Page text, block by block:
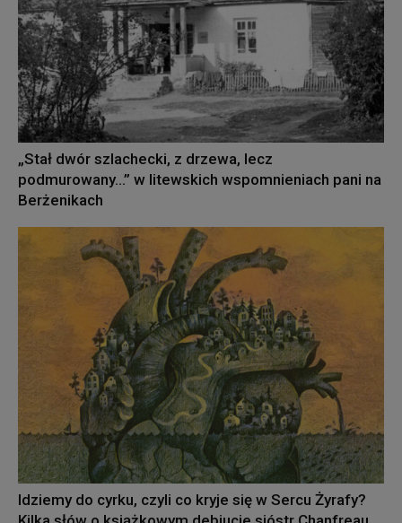
„Stał dwór szlachecki, z drzewa, lecz
podmurowany…” w litewskich wspomnieniach pani na
Berżenikach
Idziemy do cyrku, czyli co kryje się w Sercu Żyrafy?